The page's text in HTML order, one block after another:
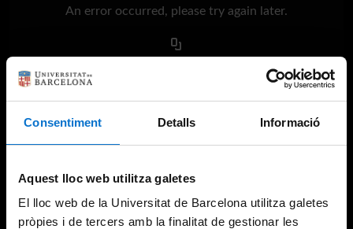
Consentiment Detalls Informació
Aquest lloc web utilitza galetes
El lloc web de la Universitat de Barcelona utilitza galetes
pròpies i de tercers amb la finalitat de gestionar les
An error occurred, please try again later.